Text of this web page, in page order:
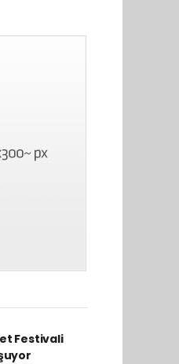
Festivali